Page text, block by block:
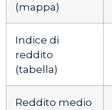
(mappa)
Indice di
reddito
(tabella)
Reddito medio